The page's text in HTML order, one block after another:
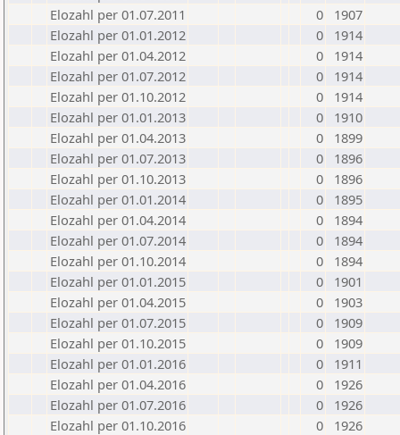
Elozahl per 01.07.2011
0
1907
Elozahl per 01.01.2012
0
1914
Elozahl per 01.04.2012
0
1914
Elozahl per 01.07.2012
0
1914
Elozahl per 01.10.2012
0
1914
Elozahl per 01.01.2013
0
1910
Elozahl per 01.04.2013
0
1899
Elozahl per 01.07.2013
0
1896
Elozahl per 01.10.2013
0
1896
Elozahl per 01.01.2014
0
1895
Elozahl per 01.04.2014
0
1894
Elozahl per 01.07.2014
0
1894
Elozahl per 01.10.2014
0
1894
Elozahl per 01.01.2015
0
1901
Elozahl per 01.04.2015
0
1903
Elozahl per 01.07.2015
0
1909
Elozahl per 01.10.2015
0
1909
Elozahl per 01.01.2016
0
1911
Elozahl per 01.04.2016
0
1926
Elozahl per 01.07.2016
0
1926
Elozahl per 01.10.2016
0
1926